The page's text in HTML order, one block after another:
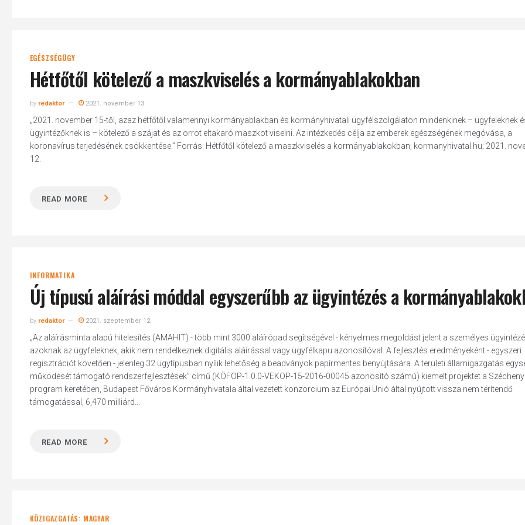
EGÉSZSÉGÜGY
Hétfőtől kötelező a maszkviselés a kormányablakokban
by redaktor 2021. november 13.
„2021. november 15-től, azaz hétfőtől valamennyi kormányablakban és kormányhivatali ügyfélszolgálaton mindenkinek – ügyfeleknek
ügyintézőknek is – kötelező a szájat és az orrot eltakaró maszkot viselni. Az intézkedés célja az emberek egészségének megóvása, a
koronavírus terjedésének csökkentése.” Forrás: Hétfőtől kötelező a maszkviselés a kormányablakokban; kormanyhivatal.hu; 2021.
12.
READ MORE
INFORMATIKA
Új típusú aláírási móddal egyszerűbb az ügyintézés a
by redaktor 2021. szeptember 12.
„Az aláírásminta alapú hitelesítés (AMAHIT) - több mint 3000 aláírópad segítségével - kényelmes megoldást jelent a személyes
azoknak az ügyfeleknek, akik nem rendelkeznek digitális aláírással vagy ügyfélkapu azonosítóval. A fejlesztés eredményeként - egyszeri
regisztrációt követően - jelenleg 32 ügytípusban nyílik lehetőség a beadványok papírmentes benyújtására. A területi államigazgatás
működését támogató rendszerfejlesztések” című (KÖFOP-1.0.0-VEKOP-15-2016-00045 azonosító számú) kiemelt projektet a
program keretében, Budapest Főváros Kormányhivatala által vezetett konzorcium az Európai Unió által nyújtott vissza nem térítendő
támogatással, 6,470 milliárd...
READ MORE
KÖZIGAZGATÁS: MAGYAR